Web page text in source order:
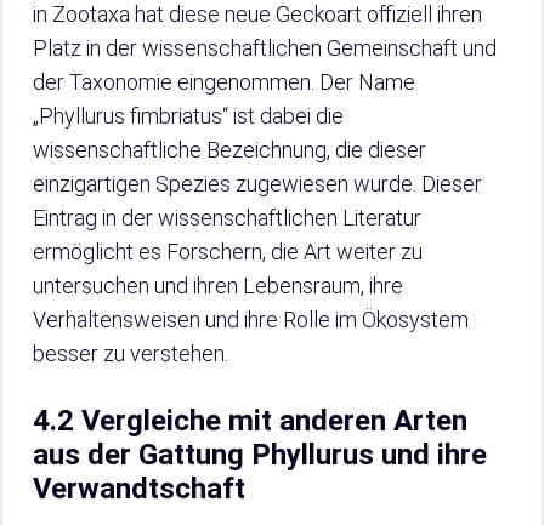
in Zootaxa hat diese neue Geckoart offiziell ihren
Platz in der wissenschaftlichen Gemeinschaft und
der Taxonomie eingenommen. Der Name
„Phyllurus fimbriatus“ ist dabei die
wissenschaftliche Bezeichnung, die dieser
einzigartigen Spezies zugewiesen wurde. Dieser
Eintrag in der wissenschaftlichen Literatur
ermöglicht es Forschern, die Art weiter zu
untersuchen und ihren Lebensraum, ihre
Verhaltensweisen und ihre Rolle im Ökosystem
besser zu verstehen.
4.2 Vergleiche mit anderen Arten
aus der Gattung Phyllurus und ihre
Verwandtschaft